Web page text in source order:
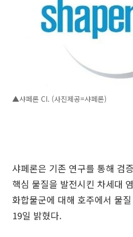
▲샤페론 CI. (사진제공=샤페론)
샤페론은 기존 연구를 통해 검
핵심 물질을 발전시킨 차세대
화합물군에 대해 호주에서 물
19일 밝혔다.